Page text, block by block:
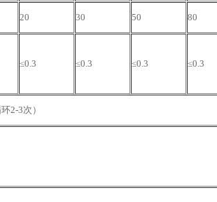
20 30 50 80
≤0.3 ≤0.3 ≤0.3 ≤0.3
2-3次）